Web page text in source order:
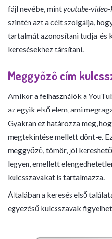
fájl nevébe, mintyoutube-
szintén azt a célt szolgálja,
tartalmát azonosítani tudja, és
keresésekhez társítani.
Meggyőző cím
Amikor a felhasználók a
az egyik első elem, ami
Gyakran ez határozza meg,
megtekintése mellett dönt-e.
meggyőző, tömör, jól
legyen, emellett
kulcsszavakat is tartalmazza.
Általában a keresés első
egyezésű kulcsszavak